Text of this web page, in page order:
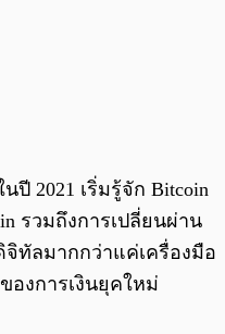
ปี 2021 เริ่มรู้จัก Bitcoin
รวมถึงการเปลี่ยนผ่าน
ทัลมากกว่าแค่เครื่องมือ
องการเงินยุคใหม่